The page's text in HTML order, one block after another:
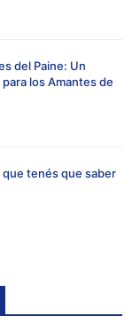
del Paine: Un
los Amantes de
tenés que saber